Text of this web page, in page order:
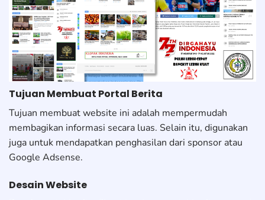
Tujuan Membuat Portal Berita
Tujuan membuat website ini adalah mempermudah
membagikan informasi secara luas. Selain itu, digunakan
juga untuk mendapatkan penghasilan dari sponsor atau
Google Adsense.
Desain Website